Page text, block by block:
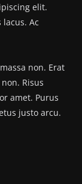
elit.
Ac
non. Erat
Risus
amet. Purus
justo arcu.